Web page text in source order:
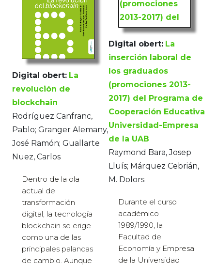
Digital obert: La
revolución de
blockchain
Rodríguez Canfranc,
Pablo; Granger Alemany,
José Ramón; Guallarte
Nuez, Carlos
Dentro de la ola
actual de
transformación
digital, la tecnología
blockchain se erige
como una de las
principales palancas
de cambio. Aunque
Digital obert: La
inserción laboral de
los graduados
(promociones 2013-
2017) del Programa de
Cooperación Educativa
Universidad-Empresa
de la UAB
Raymond Bara, Josep
Lluís; Márquez Cebrián,
M. Dolors
Durante el curso
académico
1989/1990, la
Facultad de
Economía y Empresa
de la Universidad